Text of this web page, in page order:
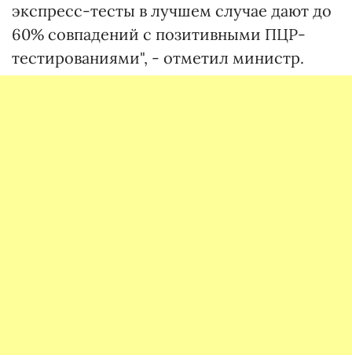
экспресс-тесты в лучшем случае дают до
60% совпадений с позитивными ПЦР-
тестированиями", - отметил министр.